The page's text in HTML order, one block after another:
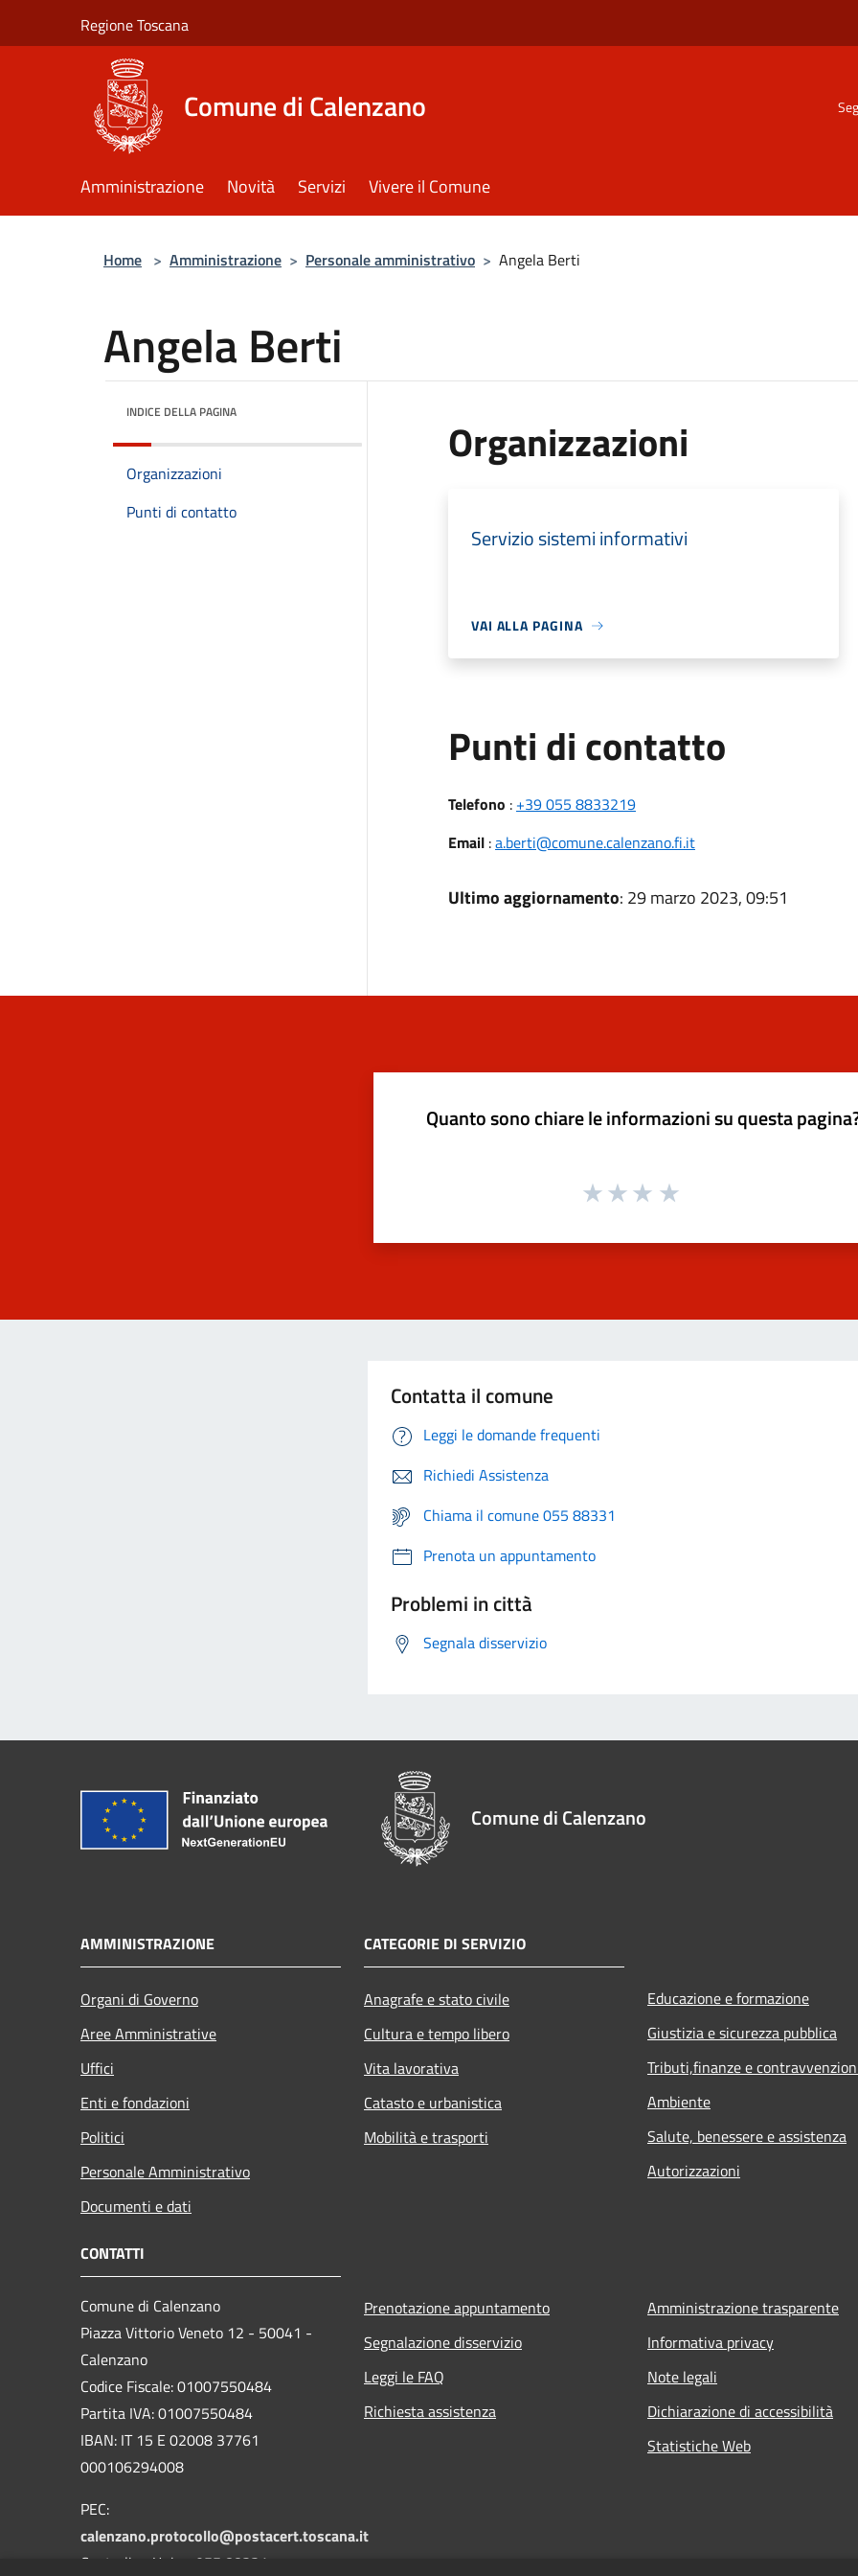
Regione Toscana
Comune di Calenzano
Amministrazione Novità Servizi Vivere il Comune
Home > Amministrazione > Personale amministrativo > Angela Berti
Angela Berti
INDICE DELLA PAGINA
Organizzazioni
Punti di contatto
Organizzazioni
Servizio sistemi informativi
VAI ALLA PAGINA
Punti di contatto
Telefono : +39 055 8833219
Email:a.berti@comune.calenzano.fi.it
Ultimo aggiornamento: 29 marzo 2023, 09:51
Quanto sono chiare le informazioni su questa
Contatta il comune
Leggi le domande frequenti
Richiedi Assistenza
Chiama il comune 055 88331
Prenota un appuntamento
Problemi in città
Segnala disservizio
Comune di Calenzano
AMMINISTRAZIONE
Organi di Governo
Aree Amministrative
Uffici
Enti e fondazioni
Politici
Personale Amministrativo
Documenti e dati
CATEGORIE DI SERVIZIO
Anagrafe e stato civile
Cultura e tempo libero
Vita lavorativa
Catasto e urbanistica
Mobilità e trasporti
Educazione e formazione
Giustizia e sicurezza pubblica
Tributi,finanze e
Ambiente
Salute, benessere e assistenza
Autorizzazioni
CONTATTI
Comune di Calenzano
Piazza Vittorio Veneto 12 - 50041 -
Calenzano
Codice Fiscale: 01007550484
Partita IVA: 01007550484
IBAN: IT 15 E 02008 37761
000106294008
PEC:
calenzano.protocollo@postacert.toscana.it
Centralino Unico: 055 88331
Prenotazione appuntamento
Segnalazione disservizio
Leggi le FAQ
Richiesta assistenza
Amministrazione trasparente
Informativa privacy
Note legali
Dichiarazione di accessibilità
Statistiche Web